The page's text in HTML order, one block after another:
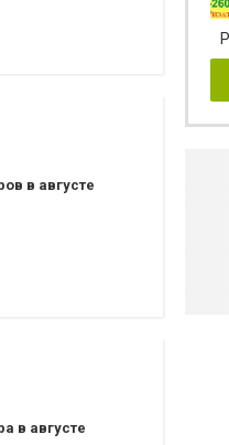
в августе
в августе